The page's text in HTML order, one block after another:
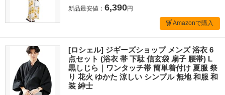
新品最安値： 6,390円
Amazonで購入
[ロシェル] ジギーズショップ メンズ 浴衣 6
点セット (浴衣 帯 下駄 信玄袋 扇子 腰帯) L
黒しじら｜ワンタッチ帯 簡単着付け 夏服 祭
り 花火 ゆかた 涼しい シンプル 無地 和服 和
装 紳士